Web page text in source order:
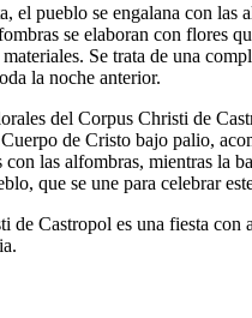
el pueblo se engalana con las
se elaboran con flores
Se trata de una
la noche anterior.
del Corpus Christi de
de Cristo bajo palio,
con las alfombras, mientras la
que se une para celebrar
de Castropol es una fiesta con